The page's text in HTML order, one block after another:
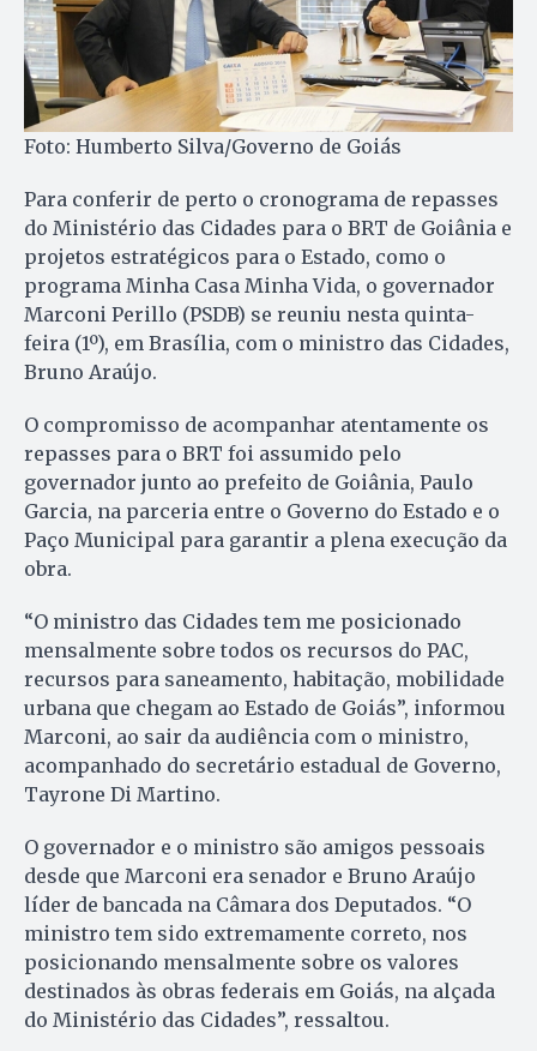
Foto: Humberto Silva/Governo de Goiás
Para conferir de perto o cronograma de repasses
do Ministério das Cidades para o BRT de Goiânia e
projetos estratégicos para o Estado, como o
programa Minha Casa Minha Vida, o governador
Marconi Perillo (PSDB) se reuniu nesta quinta-
feira (1º), em Brasília, com o ministro das Cidades,
Bruno Araújo.
O compromisso de acompanhar atentamente os
repasses para o BRT foi assumido pelo
governador junto ao prefeito de Goiânia, Paulo
Garcia, na parceria entre o Governo do Estado e o
Paço Municipal para garantir a plena execução da
obra.
“O ministro das Cidades tem me posicionado
mensalmente sobre todos os recursos do PAC,
recursos para saneamento, habitação, mobilidade
urbana que chegam ao Estado de Goiás”, informou
Marconi, ao sair da audiência com o ministro,
acompanhado do secretário estadual de Governo,
Tayrone Di Martino.
O governador e o ministro são amigos pessoais
desde que Marconi era senador e Bruno Araújo
líder de bancada na Câmara dos Deputados. “O
ministro tem sido extremamente correto, nos
posicionando mensalmente sobre os valores
destinados às obras federais em Goiás, na alçada
do Ministério das Cidades”, ressaltou.